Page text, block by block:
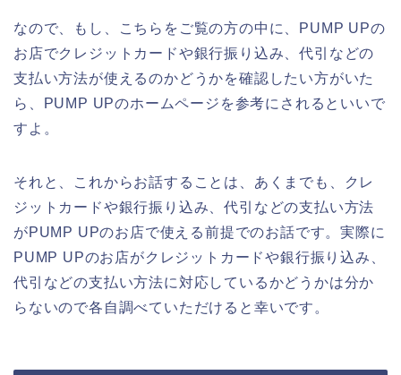
なので、もし、こちらをご覧の方の中に、PUMP UPの
お店でクレジットカードや銀行振り込み、代引などの
支払い方法が使えるのかどうかを確認したい方がいた
ら、PUMP UPのホームページを参考にされるといいで
すよ。
それと、これからお話することは、あくまでも、クレ
ジットカードや銀行振り込み、代引などの支払い方法
がPUMP UPのお店で使える前提でのお話です。実際に
PUMP UPのお店がクレジットカードや銀行振り込み、
代引などの支払い方法に対応しているかどうかは分か
らないので各自調べていただけると幸いです。